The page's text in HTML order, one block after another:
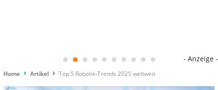
- Anzeige -
Home Artikel Top 5 Robotik-Trends 2025 weltweit